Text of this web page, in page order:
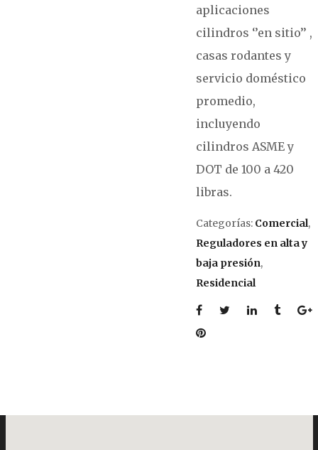
aplicaciones
cilindros ‘’en sitio’’ ,
casas rodantes y
servicio doméstico
promedio,
incluyendo
cilindros ASME y
DOT de 100 a 420
libras.
Categorías: Comercial,
Reguladores en alta y
baja presión,
Residencial